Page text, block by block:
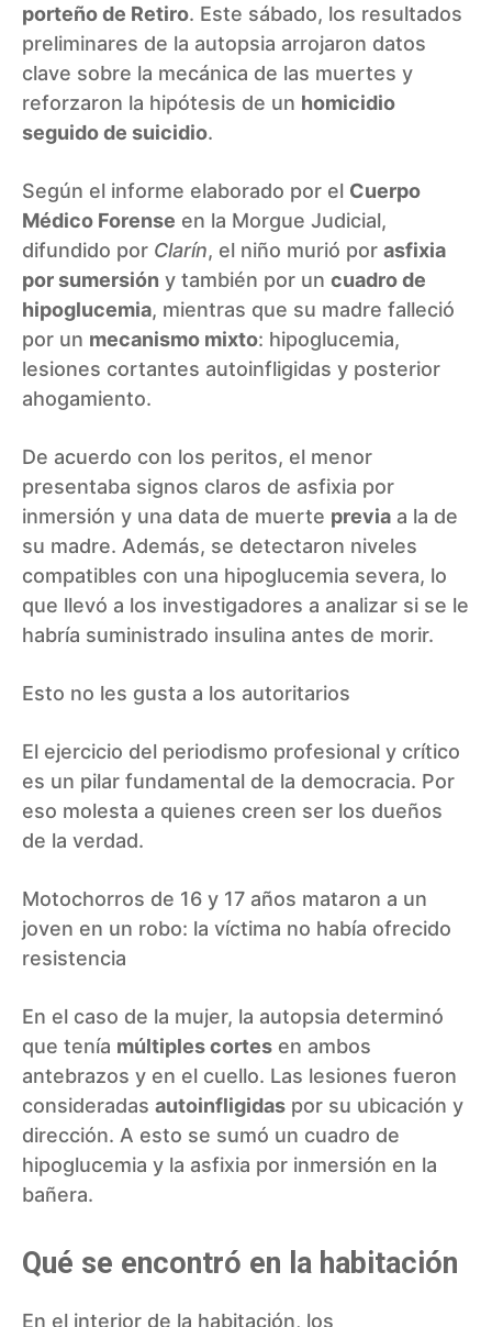
porteño de Retiro. Este sábado, los resultados
preliminares de la autopsia arrojaron datos
clave sobre la mecánica de las muertes y
reforzaron la hipótesis de un homicidio
seguido de suicidio.
Según el informe elaborado por el Cuerpo
Médico Forense en la Morgue Judicial,
difundido por Clarín, el niño murió por asfixia
por sumersión y también por un cuadro de
hipoglucemia, mientras que su madre falleció
por un mecanismo mixto: hipoglucemia,
lesiones cortantes autoinfligidas y posterior
ahogamiento.
De acuerdo con los peritos, el menor
presentaba signos claros de asfixia por
inmersión y una data de muerte previa a la de
su madre. Además, se detectaron niveles
compatibles con una hipoglucemia severa, lo
que llevó a los investigadores a analizar si se le
habría suministrado insulina antes de morir.
Esto no les gusta a los autoritarios
El ejercicio del periodismo profesional y crítico
es un pilar fundamental de la democracia. Por
eso molesta a quienes creen ser los dueños
de la verdad.
Motochorros de 16 y 17 años mataron a un
joven en un robo: la víctima no había ofrecido
resistencia
En el caso de la mujer, la autopsia determinó
que tenía múltiples cortes en ambos
antebrazos y en el cuello. Las lesiones fueron
consideradas autoinfligidas por su ubicación y
dirección. A esto se sumó un cuadro de
hipoglucemia y la asfixia por inmersión en la
bañera.
Qué se encontró en la habitación
En el interior de la habitación, los